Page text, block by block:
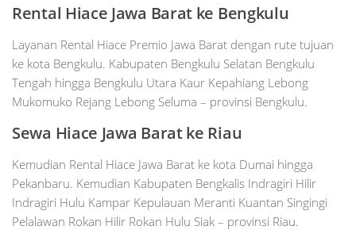
Rental Hiace Jawa Barat ke Bengkulu
Layanan Rental Hiace Premio Jawa Barat dengan rute tujuan
ke kota Bengkulu. Kabupaten Bengkulu Selatan Bengkulu
Tengah hingga Bengkulu Utara Kaur Kepahiang Lebong
Mukomuko Rejang Lebong Seluma – provinsi Bengkulu.
Sewa Hiace Jawa Barat ke Riau
Kemudian Rental Hiace Jawa Barat ke kota Dumai hingga
Pekanbaru. Kemudian Kabupaten Bengkalis Indragiri Hilir
Indragiri Hulu Kampar Kepulauan Meranti Kuantan Singingi
Pelalawan Rokan Hilir Rokan Hulu Siak – provinsi Riau.